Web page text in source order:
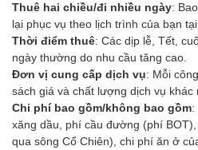
Thuê hai chiều/đi nhiều ngày:
lại phục vụ theo lịch trình của bạn tại
Thời điểm thuê: Các dịp lễ, Tết,
ngày thường do nhu cầu tăng cao.
Đơn vị cung cấp dịch vụ: Mỗi
sách giá và chất lượng dịch vụ khác
Chi phí bao gồm/không bao gồm:
xăng dầu, phí cầu đường (phí
qua sông Cổ Chiên), chi phí ăn ở